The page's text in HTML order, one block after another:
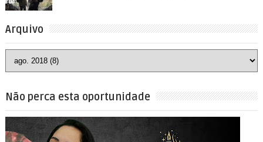
Arquivo
Não perca esta oportunidade